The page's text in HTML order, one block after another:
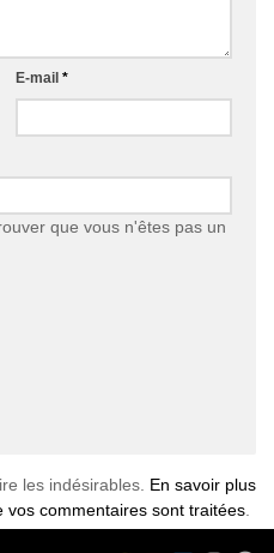
E-mail *
que vous n'êtes pas un
les indésirables. En savoir plus
commentaires sont traitées